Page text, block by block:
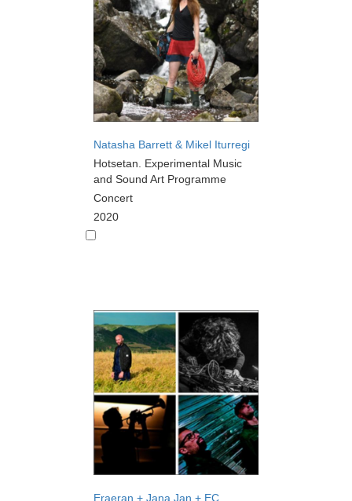
Natasha Barrett & Mikel Iturregi
Hotsetan. Experimental Music
and Sound Art Programme
Concert
2020
Eraeran + Jana Jan + EC